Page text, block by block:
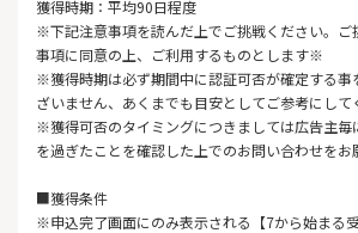
獲得時期：平均90日程度
※下記注意事項を読んだ上でご挑戦ください。ご
事項に同意の上、ご利用するものとします※
※獲得時期は必ず期間中に認証可否が確定する事
ざいません、あくまでも目安としてご参考にし
※獲得可否のタイミングにつきましては広告主毎
を過ぎたことを確認した上でのお問い合わせを
■獲得条件
※申込完了画面にのみ表示される【7から始まる